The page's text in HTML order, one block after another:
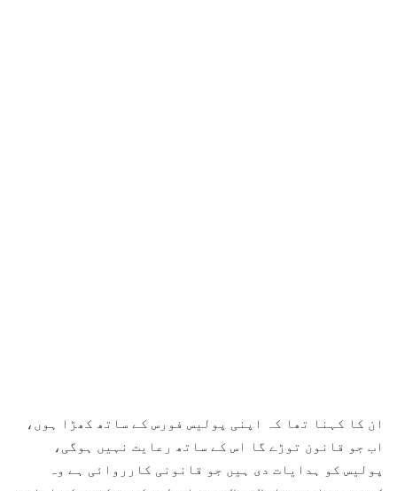
ان کا کہنا تھا کہ اپنی پولیس فورس کے ساتھ کھڑا ہوں،
اب جو قانون توڑے گا اس کے ساتھ رعایت نہیں ہوگی،
پولیس کو ہدایات دی ہیں جو قانونی کارروائی ہے وہ